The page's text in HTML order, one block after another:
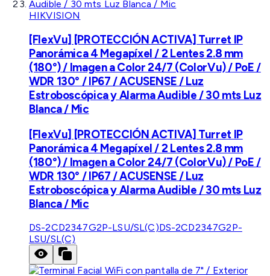
HIKVISION
[FlexVu] [PROTECCIÓN ACTIVA] Turret IP
Panorámica 4 Megapíxel / 2 Lentes 2.8 mm
(180°) / Imagen a Color 24/7 (ColorVu) / PoE /
WDR 130° / IP67 / ACUSENSE / Luz
Estroboscópica y Alarma Audible / 30 mts Luz
Blanca / Mic
[FlexVu] [PROTECCIÓN ACTIVA] Turret IP
Panorámica 4 Megapíxel / 2 Lentes 2.8 mm
(180°) / Imagen a Color 24/7 (ColorVu) / PoE /
WDR 130° / IP67 / ACUSENSE / Luz
Estroboscópica y Alarma Audible / 30 mts Luz
Blanca / Mic
DS-2CD2347G2P-LSU/SL(C)DS-2CD2347G2P-
LSU/SL(C)